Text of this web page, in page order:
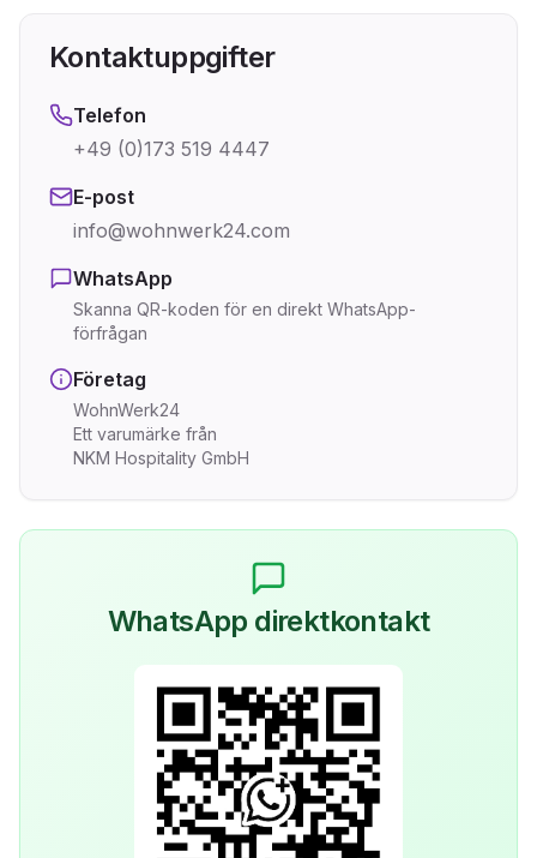
Kontaktuppgifter
Telefon
+49 (0)173 519 4447
E-post
info@wohnwerk24.com
WhatsApp
Skanna QR-koden för en direkt WhatsApp-
förfrågan
Företag
WohnWerk24
Ett varumärke från
NKM Hospitality GmbH
WhatsApp direktkontakt